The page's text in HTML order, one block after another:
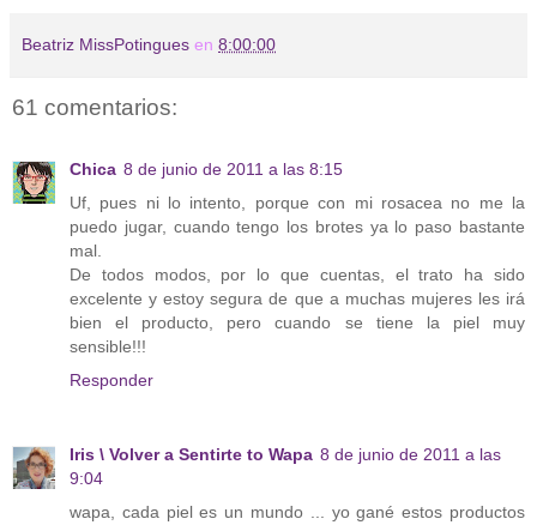
Beatriz MissPotingues en 8:00:00
61 comentarios:
Chica 8 de junio de 2011 a las 8:15
Uf, pues ni lo intento, porque con mi rosacea no me la
puedo jugar, cuando tengo los brotes ya lo paso bastante
mal.
De todos modos, por lo que cuentas, el trato ha sido
excelente y estoy segura de que a muchas mujeres les irá
bien el producto, pero cuando se tiene la piel muy
sensible!!!
Responder
Iris \ Volver a Sentirte to Wapa 8 de junio de 2011 a las
9:04
wapa, cada piel es un mundo ... yo gané estos productos